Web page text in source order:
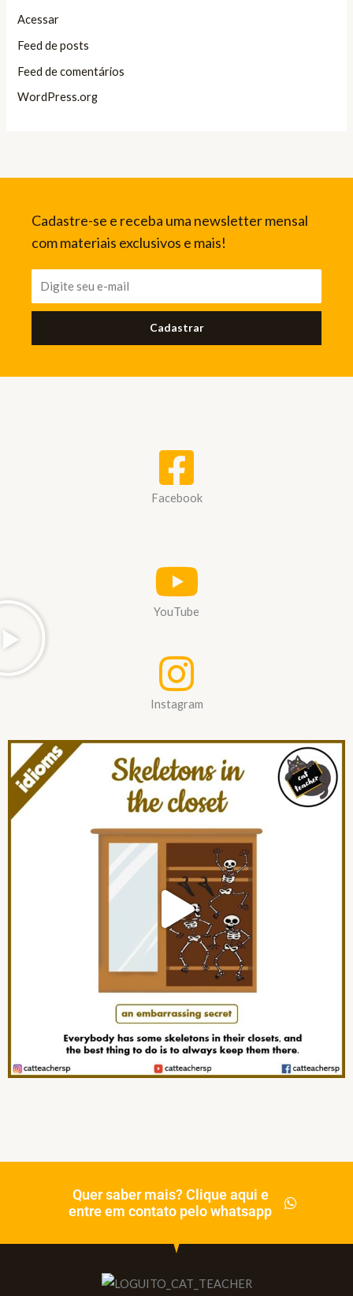
Acessar
Feed de posts
Feed de comentários
WordPress.org
Cadastre-se e receba uma newsletter mensal
com materiais exclusivos e mais!
Cadastrar
Facebook
YouTube
Instagram
Quer saber mais? Clique aqui e
entre em contato pelo whatsapp